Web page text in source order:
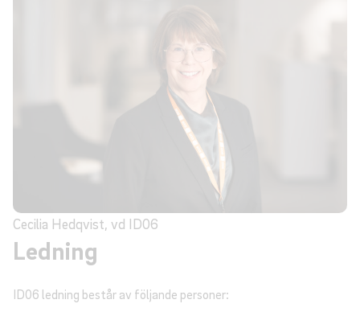
Cecilia Hedqvist, vd ID06
Ledning
ID06 ledning består av följande personer: